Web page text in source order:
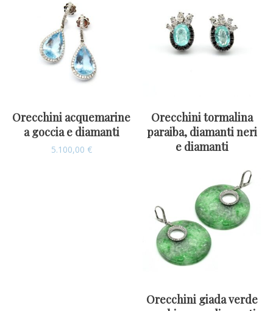
Orecchini acquemarine
a goccia e diamanti
5.100,00 €
Orecchini tormalina
paraiba, diamanti neri
e diamanti
Orecchini giada verde